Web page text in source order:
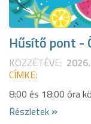
Hűsítő pont -
KÖZZÉTÉVE:
CÍMKE:
8:00 és 18:00 óra
Részletek »